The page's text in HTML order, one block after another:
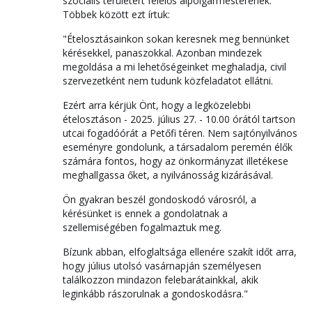
Többek között ezt írtuk:
"Ételosztásainkon sokan keresnek meg bennünket
kérésekkel, panaszokkal. Azonban mindezek
megoldása a mi lehetőségeinket meghaladja, civil
szervezetként nem tudunk közfeladatot ellátni.
Ezért arra kérjük Önt, hogy a legközelebbi
ételosztáson - 2025. július 27. - 10.00 órától tartson
utcai fogadóórát a Petőfi téren. Nem sajtónyilvános
eseményre gondolunk, a társadalom peremén élők
számára fontos, hogy az önkormányzat illetékese
meghallgassa őket, a nyilvánosság kizárásával.
Ön gyakran beszél gondoskodó városról, a
kérésünket is ennek a gondolatnak a
szellemiségében fogalmaztuk meg.
Bízunk abban, elfoglaltsága ellenére szakít időt arra,
hogy július utolsó vasárnapján személyesen
találkozzon mindazon felebarátainkkal, akik
leginkább rászorulnak a gondoskodásra."